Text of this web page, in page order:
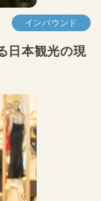
インバウンド
日本観光の現